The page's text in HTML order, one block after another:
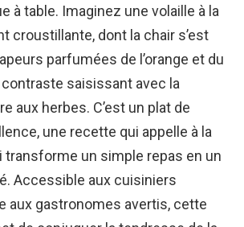
à table. Imaginez une volaille à la
croustillante, dont la chair s’est
parfumées de l’orange et du
saisissant avec la
aux herbes. C’est un plat de
une recette qui appelle à la
transforme un simple repas en un
Accessible aux cuisiniers
aux gastronomes avertis, cette